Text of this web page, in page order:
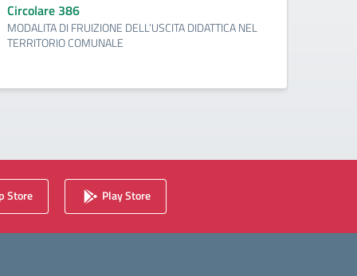
Circolare 386
MODALITA DI FRUIZIONE DELL’USCITA DIDATTICA NEL
TERRITORIO COMUNALE
Store Play Store